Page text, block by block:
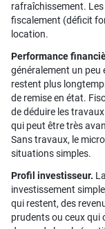
rafraîchissement.
fiscalement (déficit
location.
Performance
généralement un peu
restent plus
de remise en état.
de déduire les
qui peut être très
Sans travaux, le
situations simples.
Profil investisseur.
investissement
qui restent, des
prudents ou ceux qui